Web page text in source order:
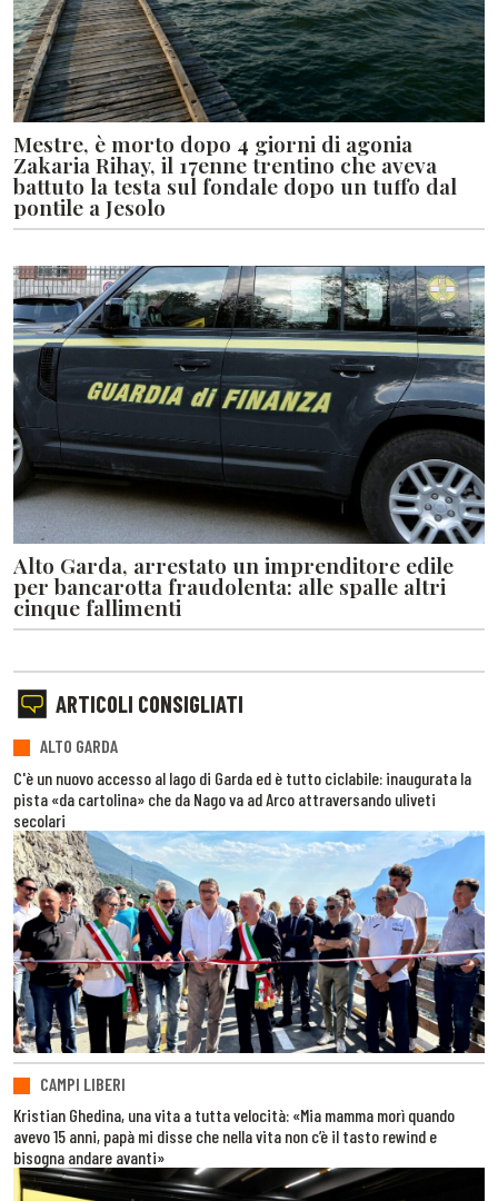
Mestre, è morto dopo 4 giorni di agonia
Zakaria Rihay, il 17enne trentino che aveva
battuto la testa sul fondale dopo un tuffo dal
pontile a Jesolo
Alto Garda, arrestato un imprenditore edile
per bancarotta fraudolenta: alle spalle altri
cinque fallimenti
ARTICOLI CONSIGLIATI
ALTO GARDA
C'è un nuovo accesso al lago di Garda ed è tutto ciclabile: inaugurata la
pista «da cartolina» che da Nago va ad Arco attraversando uliveti
secolari
CAMPI LIBERI
Kristian Ghedina, una vita a tutta velocità: «Mia mamma morì quando
avevo 15 anni, papà mi disse che nella vita non c’è il tasto rewind e
bisogna andare avanti»